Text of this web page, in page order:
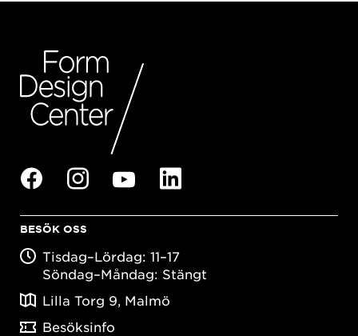
BESÖK OSS
Tisdag–Lördag: 11–17
Söndag–Måndag: Stängt
Lilla Torg 9, Malmö
Besöksinfo